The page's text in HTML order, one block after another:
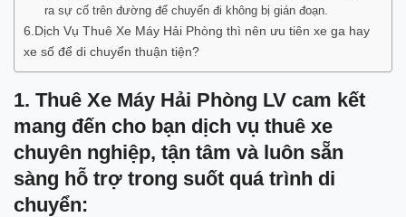
ra sự cố trên đường để chuyến đi không bị gián đoạn.
6.Dịch Vụ Thuê Xe Máy Hải Phòng thì nên ưu tiên xe ga hay
xe số để di chuyển thuận tiện?
1. Thuê Xe Máy Hải Phòng LV cam kết
mang đến cho bạn dịch vụ thuê xe
chuyên nghiệp, tận tâm và luôn sẵn
sàng hỗ trợ trong suốt quá trình di
chuyển: